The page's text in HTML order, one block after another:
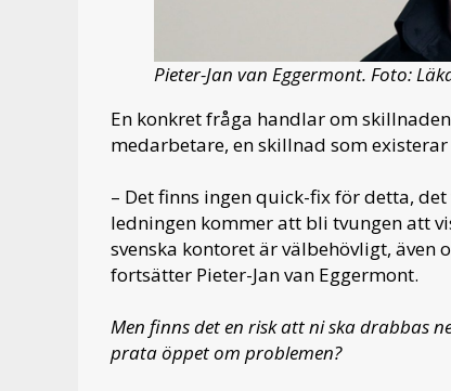
Pieter-Jan van Eggermont. Foto:
En konkret fråga handlar om
medarbetare, en skillnad som
– Det finns ingen quick-fix för detta,
ledningen kommer att bli tvungen att
svenska kontoret är välbehövligt,
fortsätter Pieter-Jan van Eggermont.
Men finns det en risk att ni ska drabbas
prata öppet om problemen?